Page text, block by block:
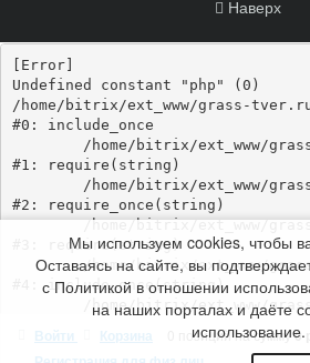
Наверх
Войти Корзина 0 позицийна сумму0
Мы используем cookies, чтобы
Оставаясь на сайте, вы
с Политикой в отношении
на наших порталах и даёте
использование.
[Error]
Undefined constant "php" (0)
/home/bitrix/ext_www/grass-
#0: include_once
#1: require(string)
#2: require_once(string)
	/home/bitrix/ext_www/grass-tver.ru/bitrix/footer.php:4
#3: require(string)
	/home/bitrix/ext_www/grass-tver.ru/catalog/index.php:346
#4: include_once(string)
	/home/bitrix/ext_www/grass-tver.ru/bitrix/urlrewrite.php:3